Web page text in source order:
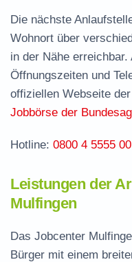
Termin
Jobcenter
Häufige Fragen
Die nächste
Wohnort über
in der Nähe
Öffnungszeiten und
offiziellen Webseite
Jobbörse der
Hotline: 0800 4 5555 00
Leistungen der
Mulfingen
Das Jobcenter
Bürger mit einem